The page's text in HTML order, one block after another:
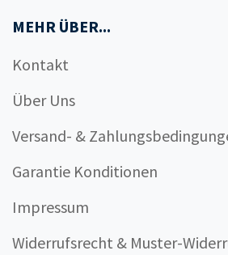
MEHR ÜBER...
Kontakt
Über Uns
Versand- &
Garantie Konditionen
Impressum
Widerrufsrecht & Muster-